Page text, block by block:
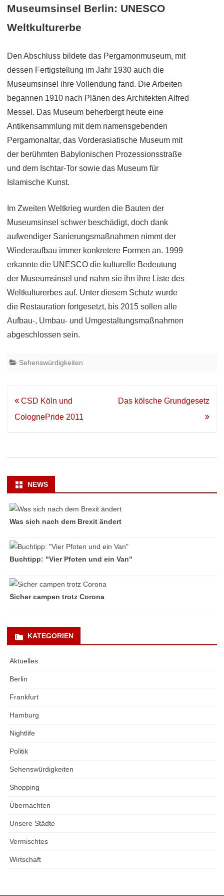
Museumsinsel Berlin: UNESCO
Weltkulturerbe
Den Abschluss bildete das Pergamonmuseum, mit
dessen Fertigstellung im Jahr 1930 auch die
Museumsinsel ihre Vollendung fand. Die Arbeiten
begannen 1910 nach Plänen des Architekten Alfred
Messel. Das Museum beherbergt heute eine
Antikensammlung mit dem namensgebenden
Pergamonaltar, das Vorderasiatische Museum mit
der berühmten Babylonischen Prozessionsstraße
und dem Ischtar-Tor sowie das Museum für
Islamische Kunst.
Im Zweiten Weltkrieg wurden die Bauten der
Museumsinsel schwer beschädigt, doch dank
aufwendiger Sanierungsmaßnahmen nimmt der
Wiederaufbau immer konkretere Formen an. 1999
erkannte die UNESCO die kulturelle Bedeutung
der Museumsinsel und nahm sie ihn ihre Liste des
Weltkulturerbes auf. Unter diesem Schutz wurde
die Restauration fortgesetzt, bis 2015 sollen alle
Aufbau-, Umbau- und Umgestaltungsmaßnahmen
abgeschlossen sein.
Sehenswürdigkeiten
Beitrags-
Navigation
CSD Köln und
ColognePride 2011
Das kölsche Grundgesetz
NEWS
Was sich nach dem Brexit ändert
Buchtipp: "Vier Pfoten und ein Van"
Sicher campen trotz Corona
KATEGORIEN
Aktuelles
Berlin
Frankfurt
Hamburg
Nightlife
Politik
Sehenswürdigkeiten
Shopping
Übernachten
Unsere Städte
Vermischtes
Wirtschaft